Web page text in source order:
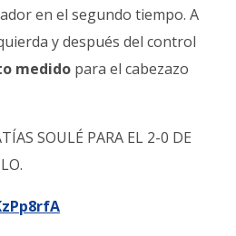
en el segundo tiempo. A
y después del control
medido para el cabezazo
SOULÉ PARA EL 2-0 DE